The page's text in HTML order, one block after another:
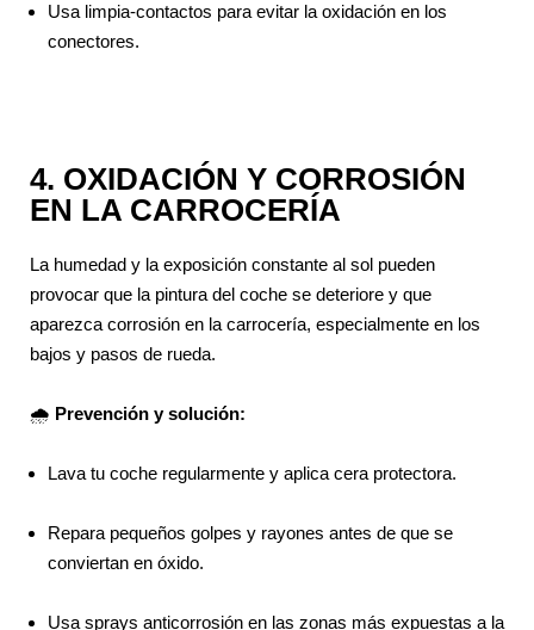
Usa limpia-contactos para evitar la oxidación en los
conectores.
4. OXIDACIÓN Y CORROSIÓN
EN LA CARROCERÍA
La humedad y la exposición constante al sol pueden
provocar que la pintura del coche se deteriore y que
aparezca corrosión en la carrocería, especialmente en los
bajos y pasos de rueda.
🌧 Prevención y solución:
Lava tu coche regularmente y aplica cera protectora.
Repara pequeños golpes y rayones antes de que se
conviertan en óxido.
Usa sprays anticorrosión en las zonas más expuestas a la